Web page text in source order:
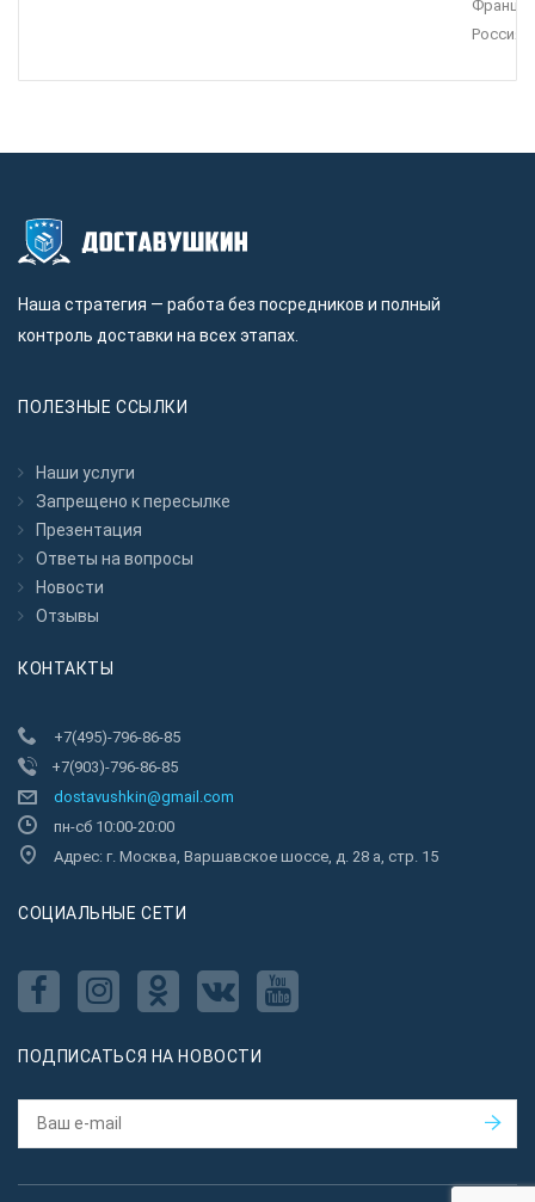
Россия.
Наша стратегия — работа без посредников и полный
контроль доставки на всех этапах.
ПОЛЕЗНЫЕ ССЫЛКИ
Наши услуги
Запрещено к пересылкe
Презентация
Ответы на вопросы
Новости
Отзывы
КОНТАКТЫ
+7(495)-796-86-85
+7(903)-796-86-85
dostavushkin@gmail.com
пн-сб 10:00-20:00
Адрес: г. Москва, Варшавское шоссе, д. 28 а, стр. 15
CОЦИАЛЬНЫЕ СЕТИ
ПОДПИСАТЬСЯ НА НОВОСТИ